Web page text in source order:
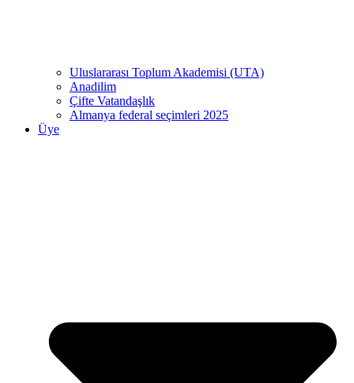
Uluslararası Toplum Akademisi (UTA)
Anadilim
Çifte Vatandaşlık
Almanya federal seçimleri 2025
Üye